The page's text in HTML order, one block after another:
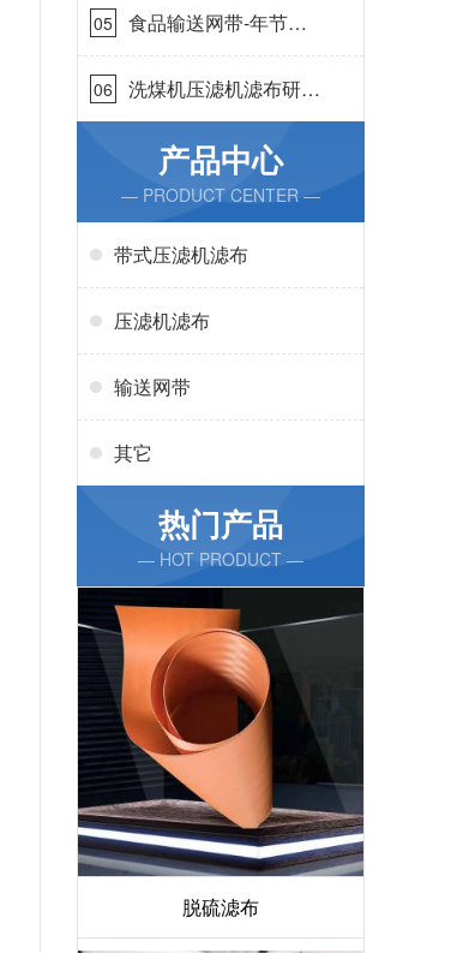
05
食品输送网带-年节省
成本75万{丹娜鸶过滤}
06
洗煤机压滤机滤布研发
生产-按需定制{丹娜鸶
过滤}产品中心
— PRODUCT CENTER —
带式压滤机滤布
压滤机滤布
输送网带
其它
热门产品
— HOT PRODUCT —
脱硫滤布